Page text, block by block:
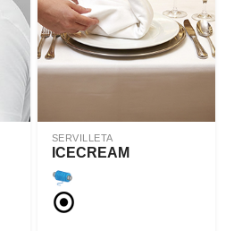
SERVILLETA
ICECREAM